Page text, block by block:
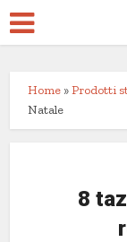
Home »Prodotti
Natale
8